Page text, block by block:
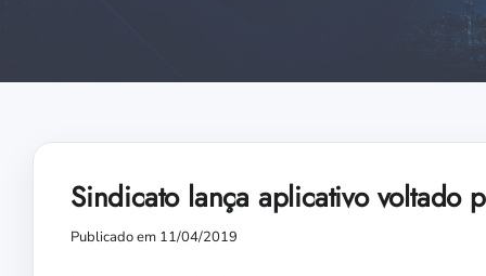
Sindicato lança aplicativo voltado
Publicado em 11/04/2019